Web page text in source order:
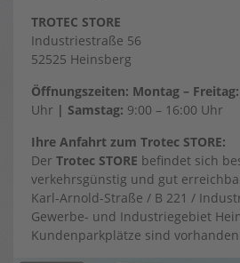
TROTEC STORE
Industriestraße 56
52525 Heinsberg
Öffnungszeiten: Montag – Freitag:
Uhr | Samstag: 9:00 – 16:00 Uhr
Ihre Anfahrt zum Trotec STORE:
Der Trotec STORE befindet sich
verkehrsgünstig und gut
Karl-Arnold-Straße / B 221 /
Gewerbe- und Industriegebiet
Kundenparkplätze sind